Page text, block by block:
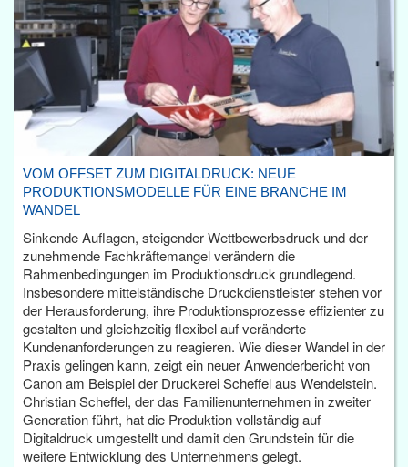
VOM OFFSET ZUM DIGITALDRUCK: NEUE
PRODUKTIONSMODELLE FÜR EINE BRANCHE IM
WANDEL
Sinkende Auflagen, steigender Wettbewerbsdruck und der
zunehmende Fachkräftemangel verändern die
Rahmenbedingungen im Produktionsdruck grundlegend.
Insbesondere mittelständische Druckdienstleister stehen vor
der Herausforderung, ihre Produktionsprozesse effizienter zu
gestalten und gleichzeitig flexibel auf veränderte
Kundenanforderungen zu reagieren. Wie dieser Wandel in der
Praxis gelingen kann, zeigt ein neuer Anwenderbericht von
Canon am Beispiel der Druckerei Scheffel aus Wendelstein.
Christian Scheffel, der das Familienunternehmen in zweiter
Generation führt, hat die Produktion vollständig auf
Digitaldruck umgestellt und damit den Grundstein für die
weitere Entwicklung des Unternehmens gelegt.